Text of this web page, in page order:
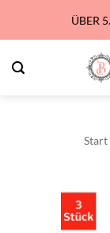
springen
ÜBER
Start